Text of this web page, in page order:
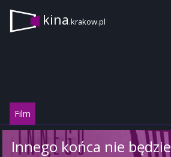
kina.krakow.pl
Film
Innego końca nie będzie